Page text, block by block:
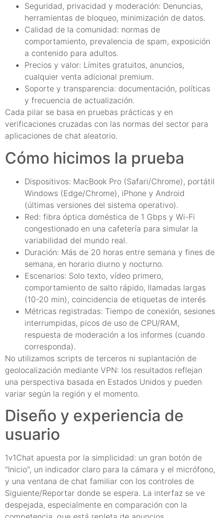
Seguridad, privacidad y moderación: Denuncias,
herramientas de bloqueo, minimización de datos.
Calidad de la comunidad: normas de
comportamiento, prevalencia de spam, exposición
a contenido para adultos.
Precios y valor: Límites gratuitos, anuncios,
cualquier venta adicional premium.
Soporte y transparencia: documentación, políticas
y frecuencia de actualización.
Cada pilar se basa en pruebas prácticas y en
verificaciones cruzadas con las normas del sector para
aplicaciones de chat aleatorio.
Cómo hicimos la prueba
Dispositivos: MacBook Pro (Safari/Chrome), portátil
Windows (Edge/Chrome), iPhone y Android
(últimas versiones del sistema operativo).
Red: fibra óptica doméstica de 1 Gbps y Wi-Fi
congestionado en una cafetería para simular la
variabilidad del mundo real.
Duración: Más de 20 horas entre semana y fines de
semana, en horario diurno y nocturno.
Escenarios: Solo texto, vídeo primero,
comportamiento de salto rápido, llamadas largas
(10-20 min), coincidencia de etiquetas de interés
Métricas registradas: Tiempo de conexión, sesiones
interrumpidas, picos de uso de CPU/RAM,
respuesta de moderación a los informes (cuando
corresponda).
No utilizamos scripts de terceros ni suplantación de
geolocalización mediante VPN: los resultados reflejan
una perspectiva basada en Estados Unidos y pueden
variar según la región y el momento.
Diseño y experiencia de
usuario
1v1Chat apuesta por la simplicidad: un gran botón de
"Inicio", un indicador claro para la cámara y el micrófono,
y una ventana de chat familiar con los controles de
Siguiente/Reportar donde se espera. La interfaz se ve
despejada, especialmente en comparación con la